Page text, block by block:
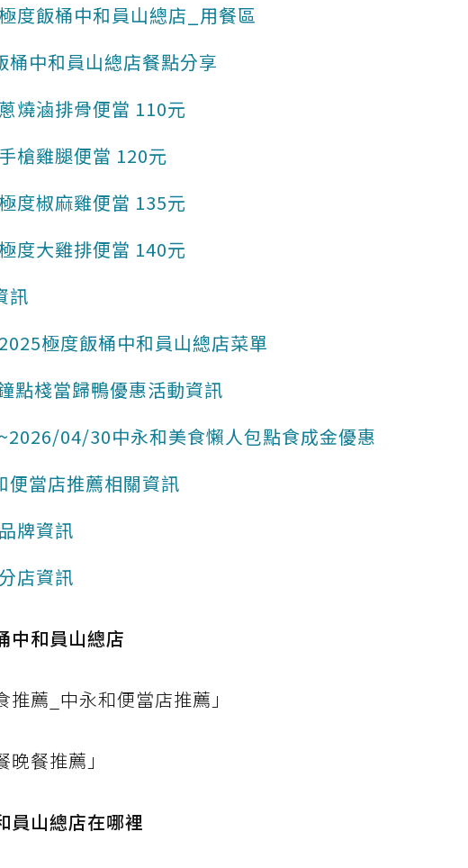
極度飯桶中和員山總店_用餐區
桶中和員山總店餐點分享
蔥燒滷排骨便當 110元
手槍雞腿便當 120元
極度椒麻雞便當 135元
極度大雞排便當 140元
訊
2025極度飯桶中和員山總店菜單
點棧當歸鴨優惠活動資訊
~2026/04/30中永和美食懶人包點食成金優惠
便當店推薦相關資訊
品牌資訊
店資訊
中和員山總店
推薦_中永和便當店推薦」
晚餐推薦」
員山總店在哪裡